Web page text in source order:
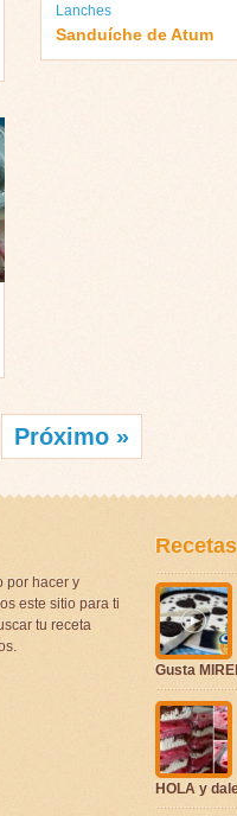
Lanches
Sanduíche de Atum
Próximo »
por hacer y
este sitio para ti
tu receta
Gusta
HOLA y